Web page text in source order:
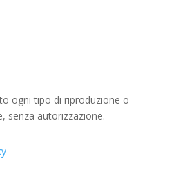
ogni tipo di riproduzione o
senza autorizzazione.